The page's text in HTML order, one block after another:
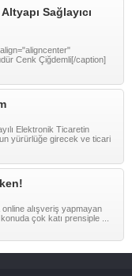
Sağlayıcı
Cenk Çiğdemli[/caption]
Elektronik Ticaretin
yürürlüğe girecek ve ticari
alışveriş yapmayan
çok katı prensiple ...